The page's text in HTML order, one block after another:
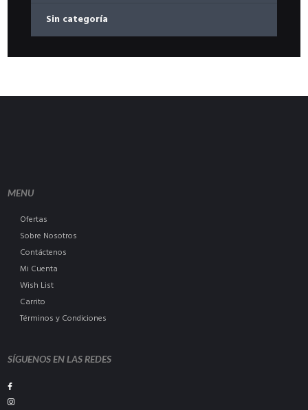
Sin categoría
MENU
Ofertas
Sobre Nosotros
Contáctenos
Mi Cuenta
Wish List
Carrito
Términos y Condiciones
SÍGUENOS EN LAS REDES